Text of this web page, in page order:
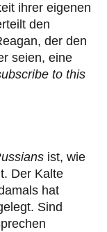
ihrer eigenen
den
der den
seien, eine
to this
ist, wie
Der Kalte
hat
Sind